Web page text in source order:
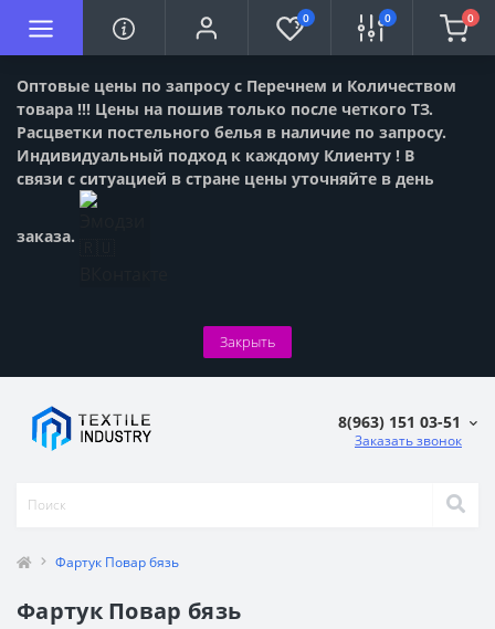
Оптовые цены по запросу с Перечнем и Количеством
товара !!! Цены на пошив только после четкого ТЗ.
Расцветки постельного белья в наличие по запросу.
Индивидуальный подход к каждому Клиенту ! В
связи с ситуацией в стране цены уточняйте в день
заказа.
Закрыть
0 0 0
8(963) 151 03-51
Заказать звонок
Фартук Повар бязь
Фартук Повар бязь